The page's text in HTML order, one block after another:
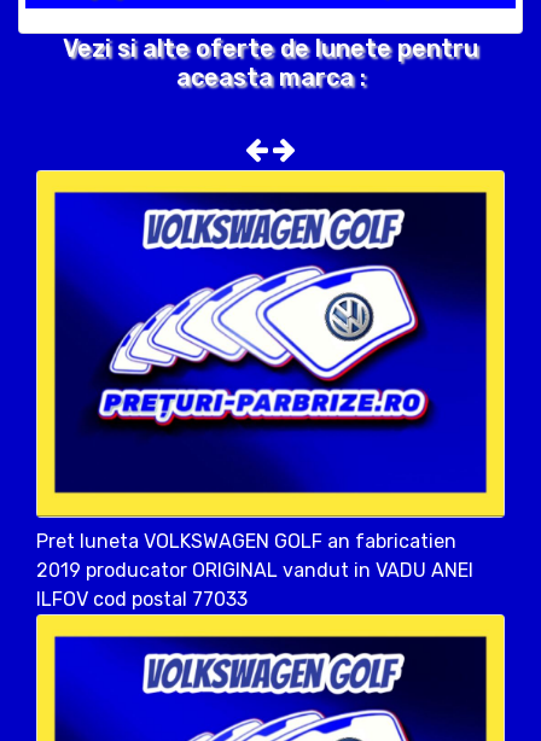
Vezi si alte oferte de lunete pentru
aceasta marca :
Pret luneta VOLKSWAGEN GOLF an fabricatien
2019 producator ORIGINAL vandut in VADU ANEI
ILFOV cod postal 77033